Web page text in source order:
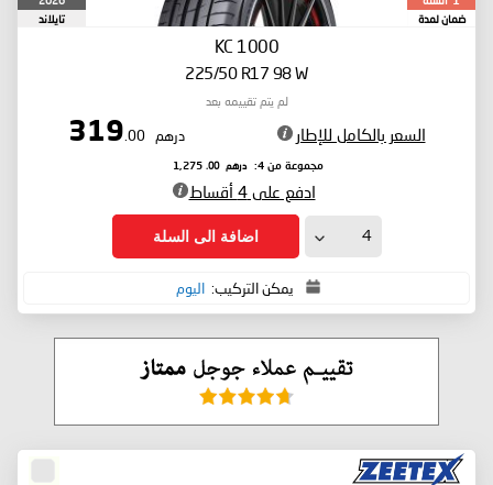
ضمان لمدة
تايلاند
KC 1000
225/50 R17 98 W
لم يتم تقييمه بعد
السعر بالكامل للإطار درهم 319
.00
مجموعة من 4: درهم 1,275
.00
ادفع على 4 أقساط
اضافة الى السلة
يمكن التركيب: اليوم